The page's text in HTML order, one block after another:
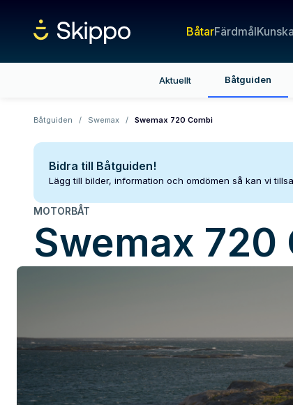
BåtarFärdmål
Aktuellt Båtguiden
Båtguiden / Swemax / Swemax 720 Combi
Bidra till Båtguiden!
Lägg till bilder, information och omdömen så kan vi
MOTORBÅT
Swemax 720